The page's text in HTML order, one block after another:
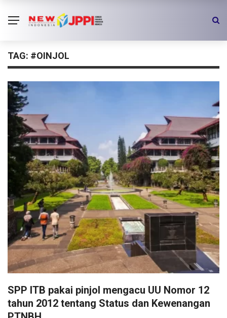
TAG: #OINJOL
SPP ITB pakai pinjol mengacu UU Nomor 12
tahun 2012 tentang Status dan Kewenangan